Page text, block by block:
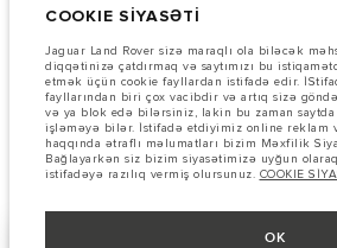
mövcudluğuna və istehsal müddətlərinə təsir
funksiyalar, seçimlər, xüsusi işləmələr və rəng
spesifikasiyaları tam əks etdirməyə bilər. Zəhmət
məhdudiyyətlər barədə məlumat etmək üçün
saxlayın.
Bu vebsaytdakı məlumatlar, spesifikasiyalar,
asılı olaraq dəyişə və bildiriş olmadan
yerli bazarda mövcudluğu və qiymətlər üçün
saxlayın.
COOKIE SİYASƏTİ
Jaguar Land Rover sizə maraqlı ola biləcək
diqqətinizə çatdırmaq və saytımızı bu
etmək üçün cookie fayllardan istifadə edir.
fayllarından biri çox vacibdir və artıq sizə
və ya blok edə bilərsiniz, lakin bu zaman
işləməyə bilər. İstifadə etdiyimiz online reklam
haqqında ətraflı məlumatları bizim Məxfilik
Bağlayarkən siz bizim siyasətimizə uyğun
istifadəyə razılıq vermiş olursunuz. COOKIE
OK